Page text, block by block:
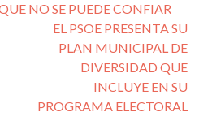
NO SE PUEDE CONFIAR
EL PSOE PRESENTA SU
PLAN MUNICIPAL DE
DIVERSIDAD QUE
INCLUYE EN SU
PROGRAMA ELECTORAL